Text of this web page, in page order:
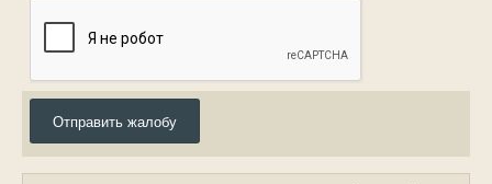
Отправить жалобу